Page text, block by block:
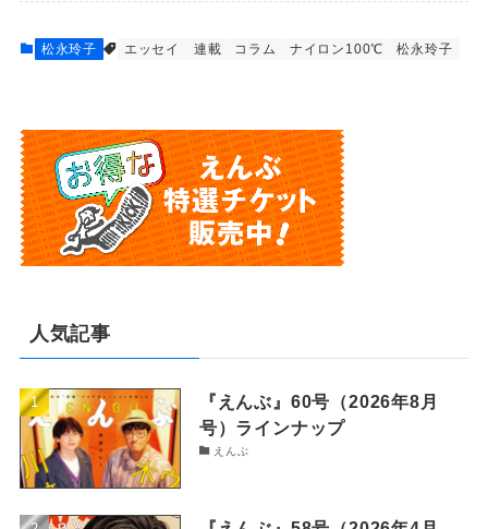
松永玲子 エッセイ 連載 コラム ナイロン100℃ 松永玲子
人気記事
『えんぶ』60号（2026年8月
号）ラインナップ
えんぶ